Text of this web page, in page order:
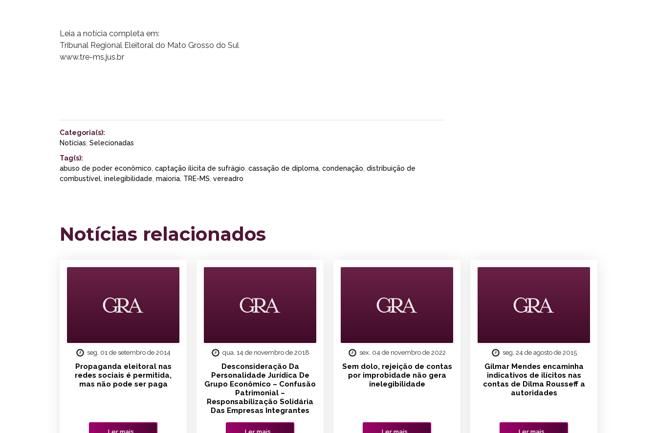
Leia a notícia completa em:
Tribunal Regional Eleitoral do Mato Grosso do Sul
www.tre-ms.jus.br
Categoria(s):
Notícias Selecionadas
Tag(s):
abuso de poder econômico captação ilícita de sufrágio cassação de diploma condenação distribuição de
combustível inelegibilidade maioria TRE-MS vereadro
Notícias relacionados
seg, 01 de setembro de 2014
Propaganda eleitoral nas
redes sociais é permitida,
mas não pode ser paga
qua, 14 de novembro de 2018
Desconsideração Da
Personalidade Jurídica De
Grupo Econômico – Confusão
Patrimonial –
Responsabilização Solidária
Das Empresas Integrantes
sex, 04 de novembro de 2022
Sem dolo, rejeição de contas
por improbidade não gera
inelegibilidade
seg, 24 de agosto de 2015
Gilmar Mendes encaminha
indicativos de ilícitos nas
contas de Dilma Rousseff a
autoridades